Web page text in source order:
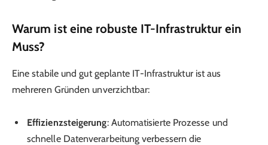
Warum ist eine robuste IT-Infrastruktur ein
Muss?
Eine stabile und gut geplante IT-Infrastruktur ist aus
mehreren Gründen unverzichtbar:
Effizienzsteigerung: Automatisierte Prozesse und
schnelle Datenverarbeitung verbessern die